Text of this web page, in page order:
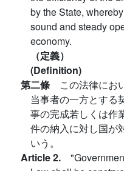
by the State,
sound and steady
economy.
（定義）
(Definition)
第二條 この法律にお
当事者の一方とする
事の完成若しくは作
件の納入に対し国が
いう。
Article 2.